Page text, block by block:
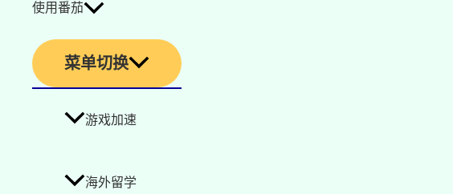
使用番茄
菜单切换
游戏加速
海外留学